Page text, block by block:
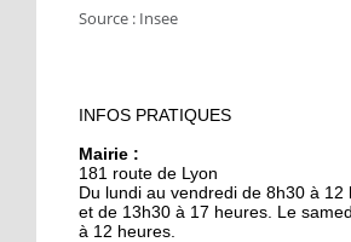
19 octobre 2017
Les ateliers rénovés du
lycée Le Corbusier sous
les projecteurs
​Source : Insee
INFOS PRATIQUES
Mairie :
181 route de Lyon
Du lundi au vendredi de 8h30 à 12
et de 13h30 à 17 heures. Le
à 12 heures.